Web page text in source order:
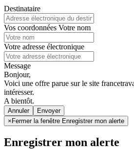
Destinataire
Vos coordonnées Votre nom
Votre adresse électronique
Message
Bonjour,
Voici une offre parue sur le site
intéresser.
A bientôt.
Annuler
× Fermer la fenêtre Enregistrer mon alerte
Enregistrer mon alerte